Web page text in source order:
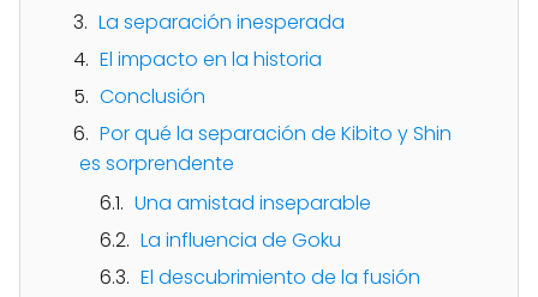
La separación inesperada
El impacto en la historia
Conclusión
Por qué la separación de Kibito y Shin
es sorprendente
Una amistad inseparable
La influencia de Goku
El descubrimiento de la fusión